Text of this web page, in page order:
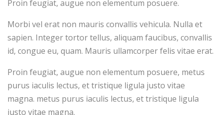
Proin feugiat, augue non elementum posuere.
Morbi vel erat non mauris convallis vehicula. Nulla et
sapien. Integer tortor tellus, aliquam faucibus, convallis
id, congue eu, quam. Mauris ullamcorper felis vitae erat.
Proin feugiat, augue non elementum posuere, metus
purus iaculis lectus, et tristique ligula justo vitae
magna. metus purus iaculis lectus, et tristique ligula
justo vitae magna.